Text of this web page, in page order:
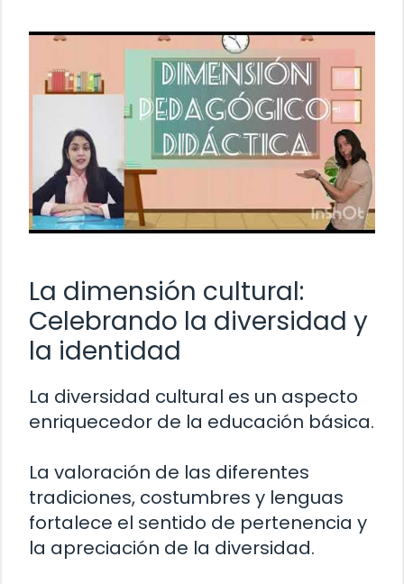
La dimensión cultural:
Celebrando la diversidad y
la identidad
La diversidad cultural es un aspecto
enriquecedor de la educación básica.
La valoración de las diferentes
tradiciones, costumbres y lenguas
fortalece el sentido de pertenencia y
la apreciación de la diversidad.